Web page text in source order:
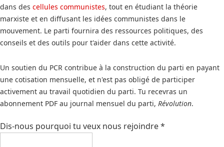
dans des cellules communistes, tout en étudiant la théorie
marxiste et en diffusant les idées communistes dans le
mouvement. Le parti fournira des ressources politiques, des
conseils et des outils pour t'aider dans cette activité.
Un soutien du PCR contribue à la construction du parti en payant
une cotisation mensuelle, et n'est pas obligé de participer
activement au travail quotidien du parti. Tu recevras un
abonnement PDF au journal mensuel du parti, Révolution.
Dis-nous pourquoi tu veux nous rejoindre*